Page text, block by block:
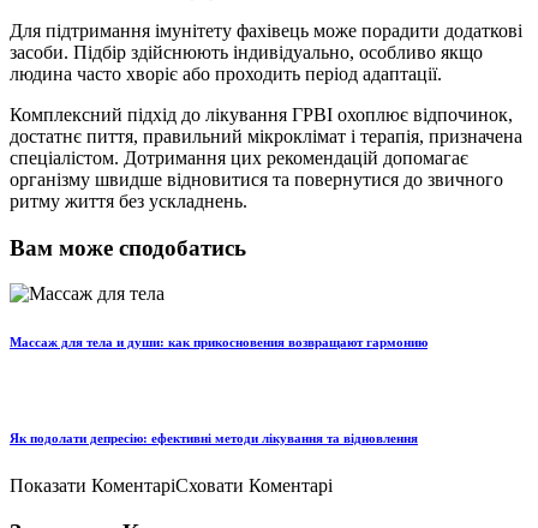
Для підтримання імунітету фахівець може порадити додаткові
засоби. Підбір здійснюють індивідуально, особливо якщо
людина часто хворіє або проходить період адаптації.
Комплексний підхід до лікування ГРВІ охоплює відпочинок,
достатнє пиття, правильний мікроклімат і терапія, призначена
спеціалістом. Дотримання цих рекомендацій допомагає
організму швидше відновитися та повернутися до звичного
ритму життя без ускладнень.
Вам може сподобатись
Массаж для тела и души: как прикосновения возвращают гармонию
Як подолати депресію: ефективні методи лікування та відновлення
Показати КоментаріСховати Коментарі